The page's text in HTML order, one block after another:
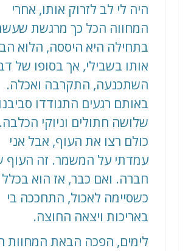
היה לי לב לזרוק אותו, אחרי
המחווה הכל כך מרגשת
בתחילה היא היססה, הלוא
אותו בשבילי, אך בסופו של
השתכנעה, התקרבה ואכלה.
באותם רגעים התגודדו סביבנו
שלושה חתולים וניוקי הכלבה.
כולם רצו את העוף, אבל אני
עמדתי על המשמר. זה העוף
חברה. ואם כבר, אז הוא
כשסיימה לאכול, התחככה בי
באריכות ויצאה החוצה.
לימים, הפכה הבאת המחוות